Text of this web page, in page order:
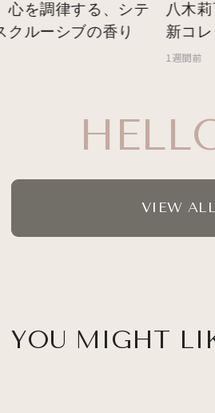
を調律する、シテ
ルーシブの香り
八木莉
新コレ
1週間前
VIEW ALL
YOU MIGHT